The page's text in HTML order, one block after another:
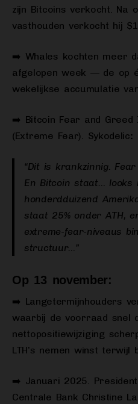
zijn Bitcoins verkocht. Na
vasthouden verkocht hij
➡️ Whales kochten meer
afgelopen week — de op
wekelijkse accumulatie
➡️ Bitcoin Fear and
(Extreme Fear). Sykodelic:
“Dit is krankzinnig.
En Bitcoin staat…
honderdduizend
staat 25% onder ATH,
extreme-fear-niveaus
structuur…”
Op 13 november:
➡️ Langetermijnhouders
waarbij de voorraad snel
nettopositiewijziging
LTH’s nemen winst terwijl
➡️ Januari 2025.
Centrale Bank Christine